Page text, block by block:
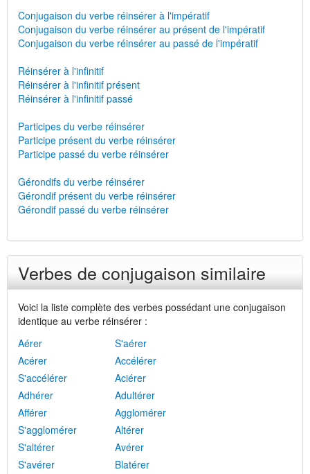
Conjugaison du verbe réinsérer à l'impératif
Conjugaison du verbe réinsérer au présent de l'impératif
Conjugaison du verbe réinsérer au passé de l'impératif
Réinsérer à l'infinitif
Réinsérer à l'infinitif présent
Réinsérer à l'infinitif passé
Participes du verbe réinsérer
Participe présent du verbe réinsérer
Participe passé du verbe réinsérer
Gérondifs du verbe réinsérer
Gérondif présent du verbe réinsérer
Gérondif passé du verbe réinsérer
Verbes de conjugaison similaire
Voici la liste complète des verbes possédant une conjugaison
identique au verbe réinsérer :
Aérer
S'aérer
Acérer
Accélérer
S'accélérer
Aciérer
Adhérer
Adultérer
Afférer
Agglomérer
S'agglomérer
Altérer
S'altérer
Avérer
S'avérer
Blatérer